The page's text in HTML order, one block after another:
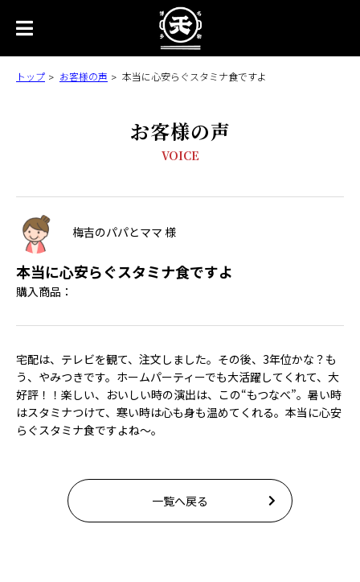
トップ お客様の声 本当に心安らぐスタミナ食ですよ
お客様の声
VOICE
梅吉のパパとママ 様
本当に心安らぐスタミナ食ですよ
購入商品：
宅配は、テレビを観て、注文しました。その後、3年位かな？も
う、やみつきです。ホームパーティーでも大活躍してくれて、大
好評！！楽しい、おいしい時の演出は、この“もつなべ”。暑い時
はスタミナつけて、寒い時は心も身も温めてくれる。本当に心安
らぐスタミナ食ですよね～。
一覧へ戻る